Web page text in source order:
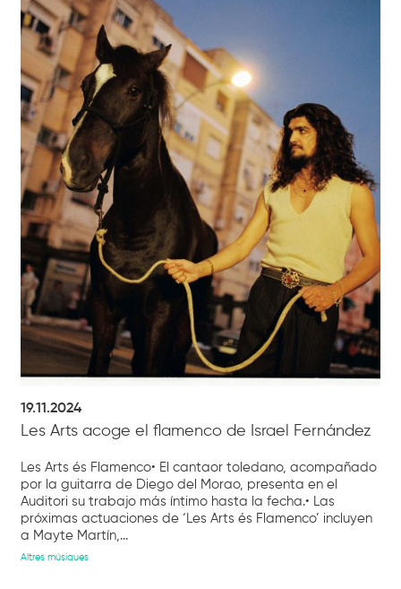
19.11.2024
Les Arts acoge el flamenco de Israel Fernández
Les Arts és Flamenco• El cantaor toledano, acompañado
por la guitarra de Diego del Morao, presenta en el
Auditori su trabajo más íntimo hasta la fecha.• Las
próximas actuaciones de ‘Les Arts és Flamenco’ incluyen
a Mayte Martín,...
Altres músiques